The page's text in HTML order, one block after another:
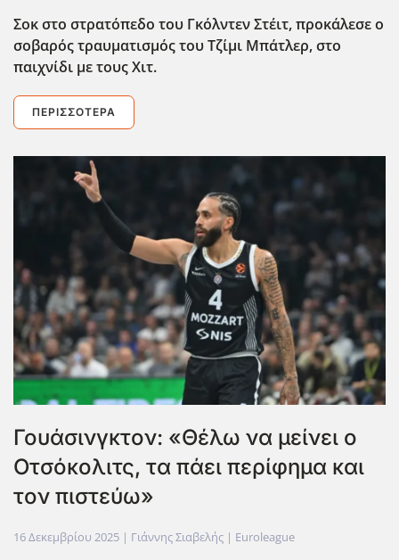
Σοκ στο στρατόπεδο του Γκόλντεν Στέιτ, προκάλεσε ο
σοβαρός τραυματισμός του Τζίμι Μπάτλερ, στο
παιχνίδι με τους Χιτ.
ΠΕΡΙΣΣΌΤΕΡΑ
Γουάσινγκτον: «Θέλω να μείνει ο
Οτσόκολιτς, τα πάει περίφημα και
τον πιστεύω»
16 Δεκεμβρίου 2025 | Γιάννης Σιαβελής | Euroleague